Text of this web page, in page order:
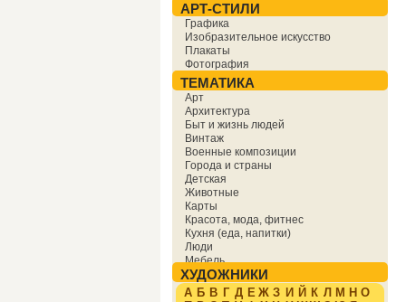
АРТ-СТИЛИ
Графика
Изобразительное искусство
Плакаты
Фотография
ТЕМАТИКА
Арт
Архитектура
Быт и жизнь людей
Винтаж
Военные композиции
Города и страны
Детская
Животные
Карты
Красота, мода, фитнес
Кухня (еда, напитки)
Люди
Мебель
Мировая культура
Музыка
ХУДОЖНИКИ
А Б В Г Д Е Ж З И Й К Л М Н О